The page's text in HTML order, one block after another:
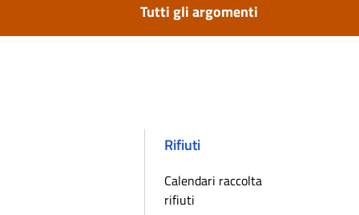
Tutti gli argomenti
Rifiuti
Calendari raccolta
rifiuti